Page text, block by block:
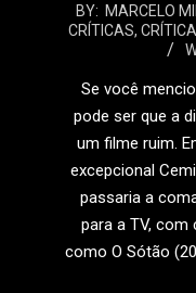
2026-
04-
BY: MARCELO
CRÍTICAS,
Se você
pode ser que a
um filme ruim.
excepcional
passaria a
para a TV,
como O Sótão